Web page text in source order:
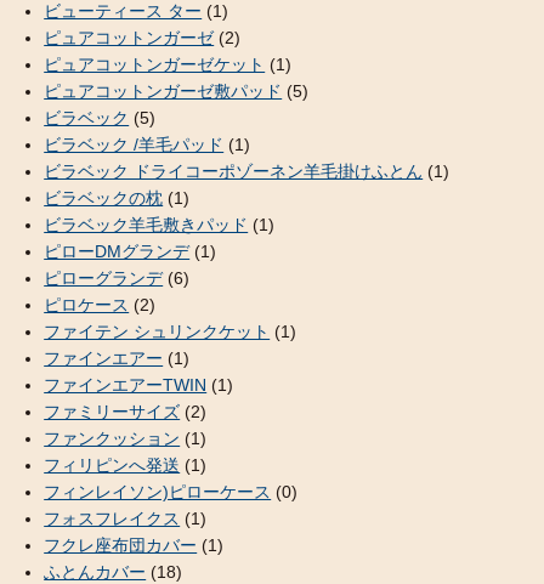
ビューティース ター (1)
ピュアコットンガーゼ(2)
ピュアコットンガーゼケット (1)
ピュアコットンガーゼ敷パッド (5)
ビラベック (5)
ビラベック /羊毛パッド (1)
ビラベック ドライコーポゾーネン羊毛掛けふとん (1)
ビラベックの枕 (1)
ビラベック羊毛敷きパッド (1)
ピローDMグランデ(1)
ピローグランデ(6)
ピロケース (2)
ファイテン シュリンクケット (1)
ファインエアー (1)
ファインエアーTWIN (1)
ファミリーサイズ (2)
ファンクッション (1)
フィリピンへ発送 (1)
フィンレイソン)ピローケース (0)
フォスフレイクス (1)
フクレ座布団カバー (1)
ふとんカバー (18)